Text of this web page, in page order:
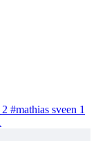
2 #mathias sveen 1